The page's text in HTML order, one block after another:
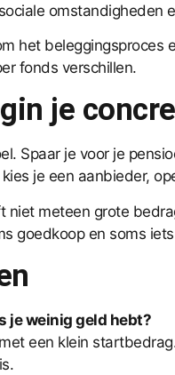
omstandigheden
het
fonds verschillen.
je
Spaar je voor je
je een aanbieder,
meteen grote
goedkoop en soms
je weinig geld hebt?
een klein